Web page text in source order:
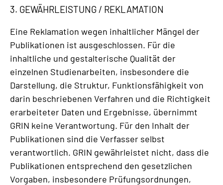
3. GEWÄHRLEISTUNG / REKLAMATION
Eine Reklamation wegen inhaltlicher Mängel der
Publikationen ist ausgeschlossen. Für die
inhaltliche und gestalterische Qualität der
einzelnen Studienarbeiten, insbesondere die
Darstellung, die Struktur, Funktionsfähigkeit von
darin beschriebenen Verfahren und die Richtigkeit
erarbeiteter Daten und Ergebnisse, übernimmt
GRIN keine Verantwortung. Für den Inhalt der
Publikationen sind die Verfasser selbst
verantwortlich. GRIN gewährleistet nicht, dass die
Publikationen entsprechend den gesetzlichen
Vorgaben, insbesondere Prüfungsordnungen,